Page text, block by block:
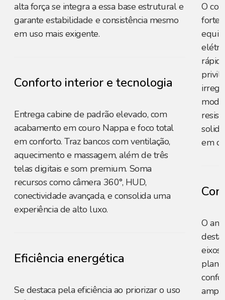
alta força se integra a essa base estrutural e
garante estabilidade e consistência mesmo
em uso mais exigente.
Conforto interior e tecnologia
Entrega cabine de padrão elevado, com
acabamento em couro Nappa e foco total
em conforto. Traz bancos com ventilação,
aquecimento e massagem, além de três
telas digitais e som premium. Soma
recursos como câmera 360°, HUD,
conectividade avançada, e consolida uma
experiência de alto luxo.
Eficiência energética
Se destaca pela eficiência ao priorizar o uso
O
forte
em
O
eixos